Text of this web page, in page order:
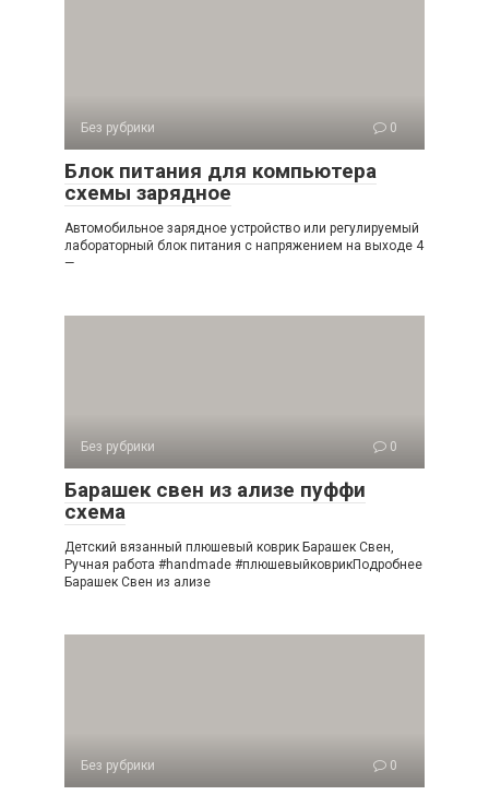
Без рубрики 0
Блок питания для компьютера
схемы зарядное
Автомобильное зарядное устройство или регулируемый
лабораторный блок питания с напряжением на выходе 4
—
Без рубрики 0
Барашек свен из ализе пуффи
схема
Детский вязанный плюшевый коврик Барашек Свен,
Ручная работа #handmade #плюшевыйковрикПодробнее
Барашек Свен из ализе
Без рубрики 0